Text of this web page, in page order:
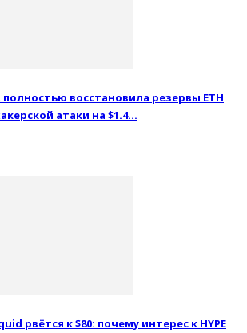
полностью восстановила резервы ETH
атаки на $1.4…
рвётся к $80: почему интерес к HYPE